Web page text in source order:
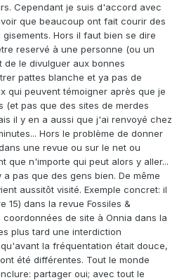
Cependant je suis d'accord avec
que beaucoup ont fait courir des
Hors il faut bien se dire
reservé à une personne (ou un
de le divulguer aux bonnes
pattes blanche et ya pas de
qui peuvent témoigner après que je
(et pas que des sites de merdes
il y en a aussi que j'ai renvoyé chez
Hors le problème de donner
une revue ou sur le net ou
que n'importe qui peut alors y aller...
pas que des gens bien. De même
aussitôt visité. Exemple concret: il
15) dans la revue Fossiles &
de site à Onnia dans la
plus tard une interdiction
la fréquentation était douce,
été différentes. Tout le monde
partager oui; avec tout le